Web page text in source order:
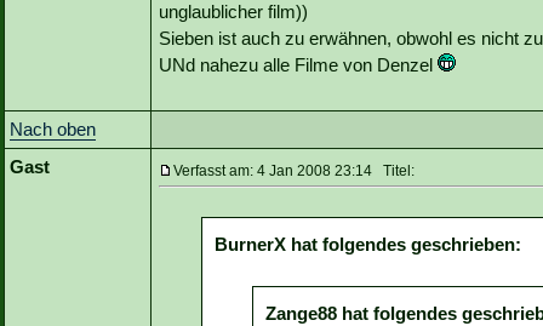
unglaublicher film))
Sieben ist auch zu erwähnen, obwohl es nicht
UNd nahezu alle Filme von Denzel
Nach oben
Gast
Verfasst am: 4 Jan 2008 23:14 Titel:
BurnerX hat folgendes geschrieben:
Zange88 hat folgendes